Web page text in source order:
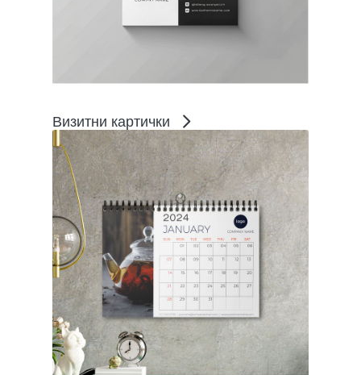
Визитни картички